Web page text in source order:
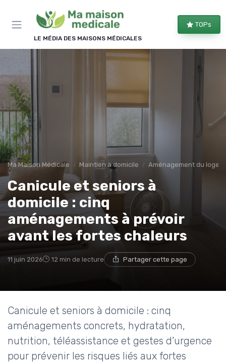
LE MÉDIA DES MAISONS MÉDICALES
TOPs
Ma Maison Médicale Maintien à domicile Aménagement du
Canicule et seniors à
domicile : cinq
aménagements à prévoir
avant les fortes chaleurs
11 juin 2026 12 min de lecture Partager cette page
Canicule et seniors à domicile : cinq
aménagements concrets, hydratation,
nutrition, téléassistance et gestes d’urgence
pour prévenir les risques liés aux fortes